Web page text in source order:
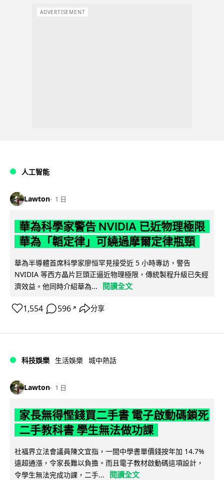
ADVERTISEMENT
人工智能
Lawton 1 日
華為科學家警告 NVIDIA 已近物理極限
華為「韜定律」可繞過摩爾定律瓶頸
華為半導體首席科學家廖恒罕見接受近 5 小時專訪，警告
NVIDIA 等西方晶片巨頭正逼近物理極限，傳統製程升級已失經
濟效益。他同時介紹華為...
閱讀全文
1,554 596 ↗ 分享
科技娛樂 生活娛樂 城中熱話
Lawton 1 日
家長無得慳錢買二手書 電子啟動碼鎖死
二手教科書 學生無法做功課
社福界立法會議員陳文宜指，一間中學書單價錢按年加 14.7%
遠超通漲，令家長難以負擔。而且電子教材啟動碼這項設計，
令學生無法完成功課，二手...
閱讀全文